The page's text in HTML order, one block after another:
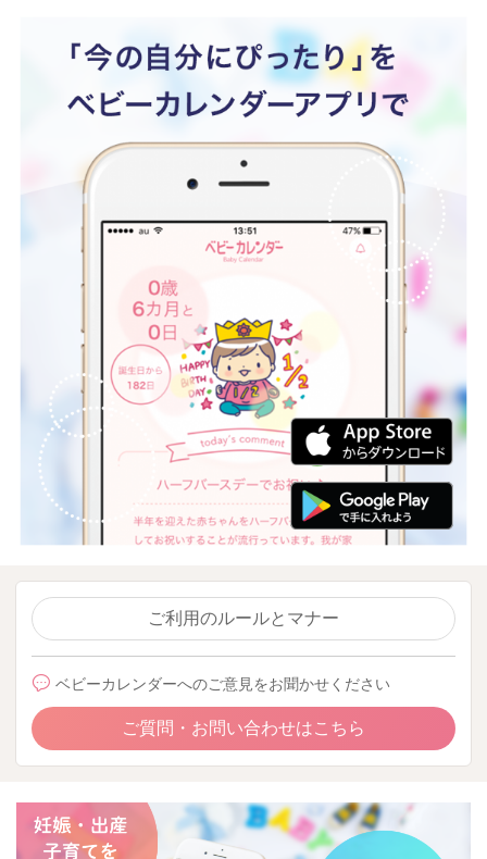
ご利用のルールとマナー
ベビーカレンダーへのご意見をお聞かせください
ご質問・お問い合わせはこちら